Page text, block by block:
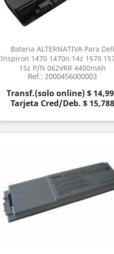
Bateria ALTERNATIVA Para Dell
Inspiron 1470 1470n 14z 1570
15z P/N 062VRR 4400mAh
Ref.: 2000456000003
Precio
Transf.(solo online) $
Tarjeta Cred/Deb. $ 15,788
Vista rápida